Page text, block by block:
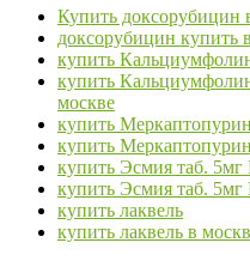
Купить доксорубицин
доксорубицин купить
купить
купить
москве
купить
купить
купить Эсмия таб.
купить Эсмия таб.
купить лаквель
купить лаквель в